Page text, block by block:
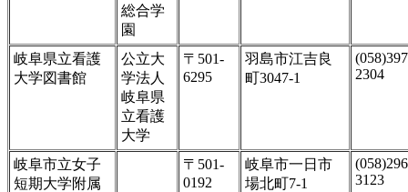
総合学
園
岐阜県立看護
大学図書館
公立大
学法人
岐阜県
立看護
大学
〒501-
6295
羽島市江吉良
町3047-1
2304
岐阜市立女子
短期大学附属
〒501-
0192
岐阜市一日市
場北町7-1
3123